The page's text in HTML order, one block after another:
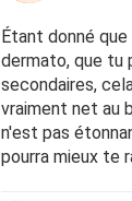
Étant donné
dermato, que tu
secondaires,
vraiment net au
n'est pas
pourra mieux te